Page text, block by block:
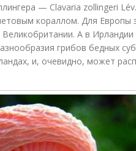
— Clavaria zollingeri
кораллом. Для Европы
А в Ирландии
грибов бедных
и, очевидно, может